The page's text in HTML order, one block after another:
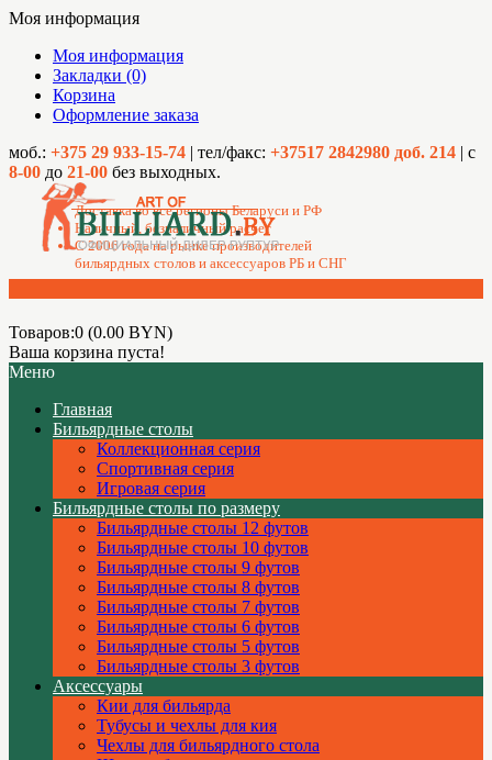
Моя информация
Моя информация
Закладки (0)
Корзина
Оформление заказа
моб.: +375 29 933-15-74 | тел/факс: +37517 2842980 доб. 214 | с
8-00 до 21-00 без выходных.
Доставка во все регионы Беларуси и РФ
Наличный, безналичный расчет
C 2006 года на рынке производителей
бильярдных столов и аксессуаров РБ и СНГ
Товаров:0 (0.00 BYN)
Ваша корзина пуста!
Меню
Главная
Бильярдные столы
Коллекционная серия
Спортивная серия
Игровая серия
Бильярдные столы по размеру
Бильярдные столы 12 футов
Бильярдные столы 10 футов
Бильярдные столы 9 футов
Бильярдные столы 8 футов
Бильярдные столы 7 футов
Бильярдные столы 6 футов
Бильярдные столы 5 футов
Бильярдные столы 3 футов
Аксессуары
Кии для бильярда
Тубусы и чехлы для кия
Чехлы для бильярдного стола